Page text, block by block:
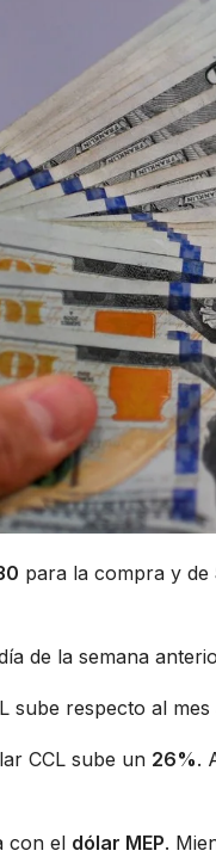
para la compra y de
de la semana
sube respecto al
CCL sube un 26%.
con el dólar MEP.